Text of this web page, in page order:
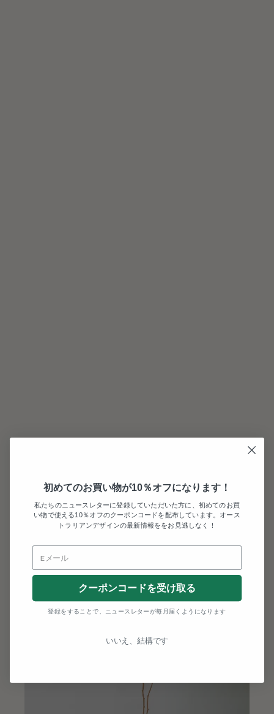
初めてのお買い物が10％オフになります！
私たちのニュースレターに登録していただいた方に、初めてのお買
い物で使える10％オフのクーポンコードを配布しています。オース
トラリアンデザインの最新情報ををお見逃しなく！
クーポンコードを受け取る
登録をすることで、ニュースレターが毎月届くようになります
いいえ、結構です